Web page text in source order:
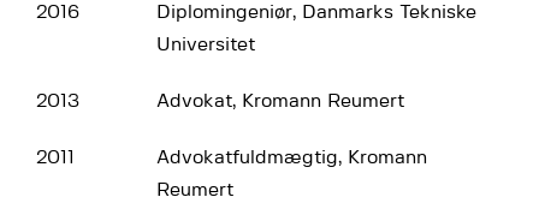
2016
Diplomingeniør, Danmarks Tekniske
Universitet
2013 Advokat, Kromann Reumert
2011
Advokatfuldmægtig, Kromann
Reumert